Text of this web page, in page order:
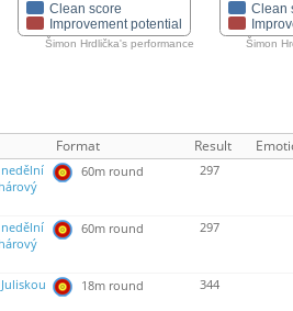
Clean score
Improvement potential
Šimon Hrdlička's performance
Clean
Šimon
Format Result
nedělní
60m round 297
nedělní
60m round 297
18m round 344